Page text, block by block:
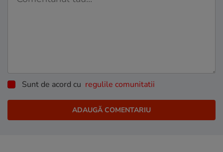
Sunt de acord cu regulile comunitatii